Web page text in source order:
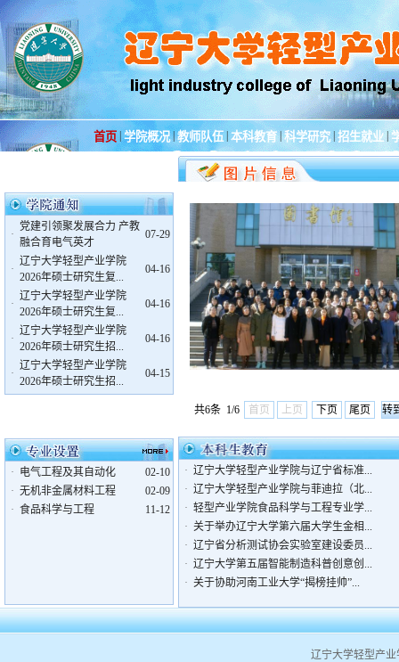
首页|学院概况|教师队伍| 本科教育|科学研究| 招生就业|
·
党建引领聚发展合力 产教
融合育电气英才
07-29
·
辽宁大学轻型产业学院
2026年硕士研究生复...
04-16
·
辽宁大学轻型产业学院
2026年硕士研究生复...
04-16
·
辽宁大学轻型产业学院
2026年硕士研究生招...
04-16
·
辽宁大学轻型产业学院
2026年硕士研究生招...
04-15
共6条 1/6 首页 上页 下页 尾页
· 电气工程及其自动化
02-10
· 无机非金属材料工程
02-09
· 食品科学与工程 11-12
· 辽宁大学轻型产业学院与辽宁省标准...
· 辽宁大学轻型产业学院与菲迪拉（北...
· 轻型产业学院食品科学与工程专业学...
· 关于举办辽宁大学第六届大学生金相...
· 辽宁省分析测试协会实验室建设委员...
· 辽宁大学第五届智能制造科普创意创...
· 关于协助河南工业大学“揭榜挂帅”...
辽宁大学轻型产